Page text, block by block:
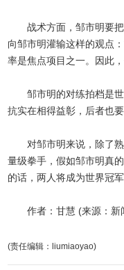
战术方面，邹市明要把
向邹市明灌输这样的观点
率是焦点项目之一。因此
邹市明的对练拍档是世
抗实在相得益彰，后者也
对邹市明来说，除了熟
量级拳手，假如邹市明真
的话，两人将成为世界冠军
作者：甘慧 (来源：新
(责任编辑：liumiaoyao)